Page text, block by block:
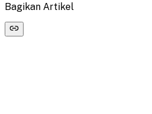
Bagikan Artikel